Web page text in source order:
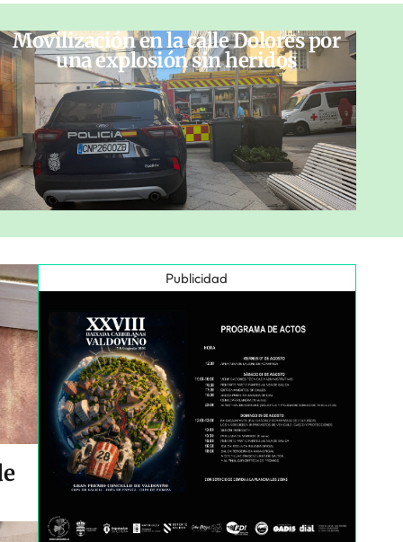
Movilización en la calle Dolores por
una explosión sin heridos
Publicidad